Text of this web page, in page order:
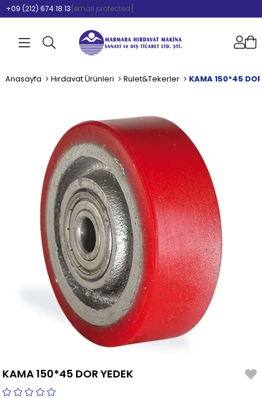
+09 (212) 674 18 13 [email protected]
Anasayfa Hırdavat Ürünleri Rulet&Tekerler KAMA 150*45 DOR
KAMA 150*45 DOR YEDEK